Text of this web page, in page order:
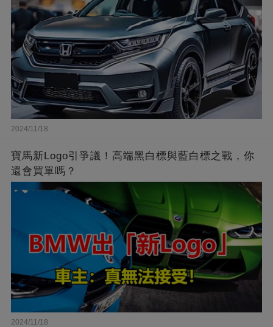
2024/11/18
寶馬新Logo引爭議！高端黑白標與藍白標之戰，你
還會買單嗎？
2024/11/18